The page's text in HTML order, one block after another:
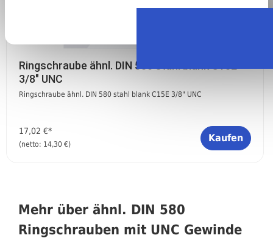
Ringschraube ähnl. DIN 580 stahl blank C15E
3/8" UNC
Ringschraube ähnl. DIN 580 stahl blank C15E 3/8" UNC
17,02 €*
(netto: 14,30 €)
Kaufen
Mehr über ähnl. DIN 580
Ringschrauben mit UNC Gewinde